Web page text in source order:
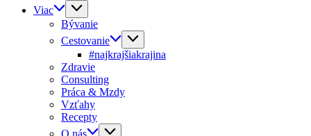
Viac
Bývanie
Cestovanie
#najkrajšiakrajina
Zdravie
Consulting
Práca & Mzdy
Vzťahy
Recepty
O nás